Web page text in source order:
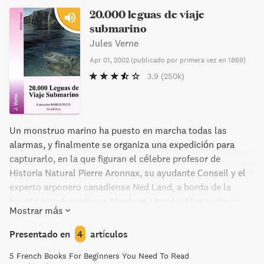
20.000 leguas de viaje
submarino
Jules Verne
Apr 01, 2002 (publicado por primera vez en 1869)
3.9 (250k)
Un monstruo marino ha puesto en marcha todas las
alarmas, y finalmente se organiza una expedición para
capturarlo, en la que figuran el célebre profesor de
Historia Natural Pierre Aronnax, su ayudante Conseil y el
experto arponero canadiense Ned Land, a bordo de la
resulta ser un sorprendente submarino a las órdenes del
capitán Nemo, y el hecho de que deba mantener el secreto
plantea un grave problema al capitán en cuanto a la
liberación de los tres personajes principales. El capitán
Mostrar más
Presentado en 4 artículos
5 French Books For Beginners You Need To Read